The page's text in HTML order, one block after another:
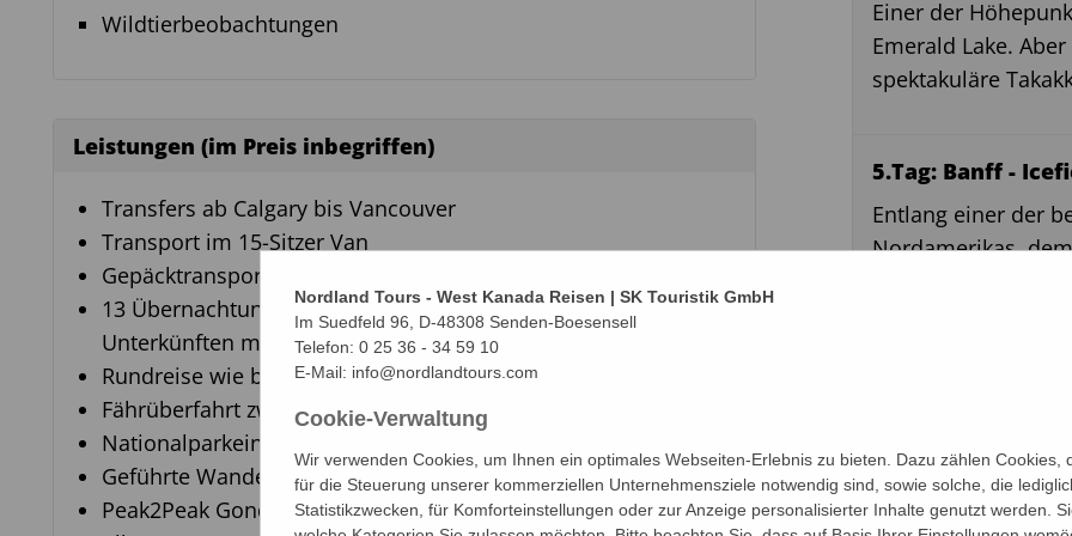
Wildtierbeobachtungen
Leistungen (im Preis inbegriffen)
Transfers ab Calgary bis Vancouver
Transport im 15-Sitzer Van
Gepäcktransport (1 Gepäckstück pro Person)
13 Übernachtungen in den angegebenen oder gleichwertigen
Unterkünften mit Frühstück
Rundreise wie beschrieben
Fährüberfahrt zwischen Vancouver und Vancouver Island
Nationalparkeintritte
Geführte Wanderungen
Peak2Peak Gondola
Einer der
Emerald Lake.
spektakuläre
5.Tag: Banff -
Entlang einer der
Nordamerikas,
Wanderreise
spektakuläre
zu einem
Am Columbia
zum Fusse des
Hier sind wir zwei
Nordland Tours - West Kanada Reisen | SK Touristik GmbH
Im Suedfeld 96, D-48308 Senden-Boesensell
Telefon: 0 25 36 - 34 59 10
E-Mail: info@nordlandtours.com
Cookie-Verwaltung
Wir verwenden Cookies, um Ihnen ein optimales Webseiten-Erlebnis zu bieten. Dazu zählen Cookies,
für die Steuerung unserer kommerziellen Unternehmensziele notwendig sind, sowie solche, die
Statistikzwecken, für Komforteinstellungen oder zur Anzeige personalisierter Inhalte genutzt werden.